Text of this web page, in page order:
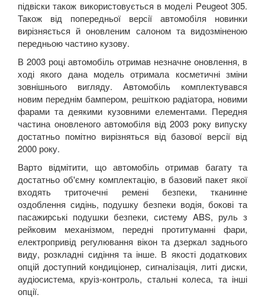
підвіски також використовується в моделі Peugeot 305.
Також від попередньої версії автомобіля новинки
вирізняється й оновленим салоном та видозміненою
передньою частино кузову.
В 2003 році автомобіль отримав незначне оновлення, в
ході якого дана модель отримала косметичні зміни
зовнішнього вигляду. Автомобіль комплектувався
новим переднім бампером, решіткою радіатора, новими
фарами та деякими кузовними елементами. Передня
частина оновленого автомобіля від 2003 року випуску
достатньо помітно вирізняться від базової версії від
2000 року.
Варто відмітити, що автомобіль отримав багату та
достатньо об'ємну комплектацію, в базовий пакет якої
входять триточечні ремені безпеки, тканинне
оздоблення сидінь, подушку безпеки водія, бокові та
пасажирські подушки безпеки, систему ABS, руль з
рейковим механізмом, передні протитуманні фари,
електропривід регулювання вікон та дзеркал заднього
виду, розкладні сидіння та інше. В якості додаткових
опцій доступний кондиціонер, сигналізація, литі диски,
аудіосистема, круіз-контроль, стальні колеса, та інші
опції.